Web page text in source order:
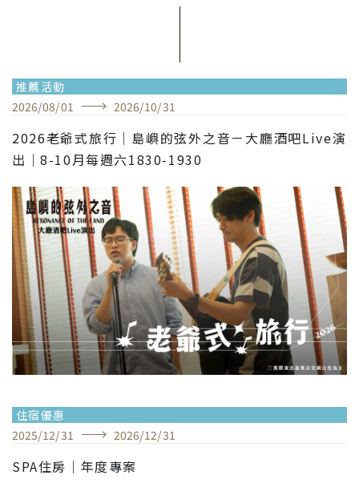
推薦活動
2026/08/01 2026/10/31
2026老爺式旅行｜島嶼的弦外之音－大廳酒吧Live演
出｜8-10月每週六1830-1930
住宿優惠
2025/12/31 2026/12/31
SPA住房｜年度專案